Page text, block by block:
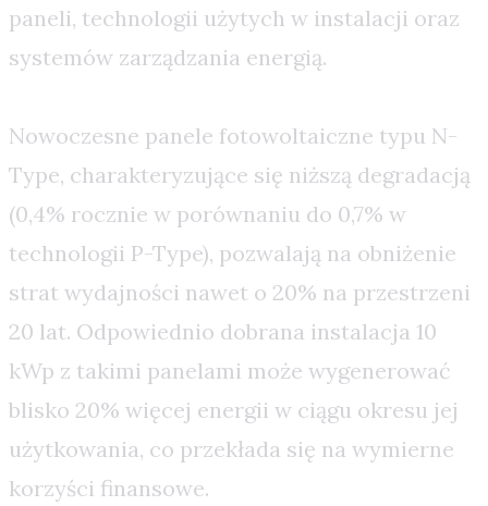
paneli, technologii użytych w instalacji oraz
systemów zarządzania energią.
Nowoczesne panele fotowoltaiczne typu N-
Type, charakteryzujące się niższą degradacją
(0,4% rocznie w porównaniu do 0,7% w
technologii P-Type), pozwalają na obniżenie
strat wydajności nawet o 20% na przestrzeni
20 lat. Odpowiednio dobrana instalacja 10
kWp z takimi panelami może wygenerować
blisko 20% więcej energii w ciągu okresu jej
użytkowania, co przekłada się na wymierne
korzyści finansowe.